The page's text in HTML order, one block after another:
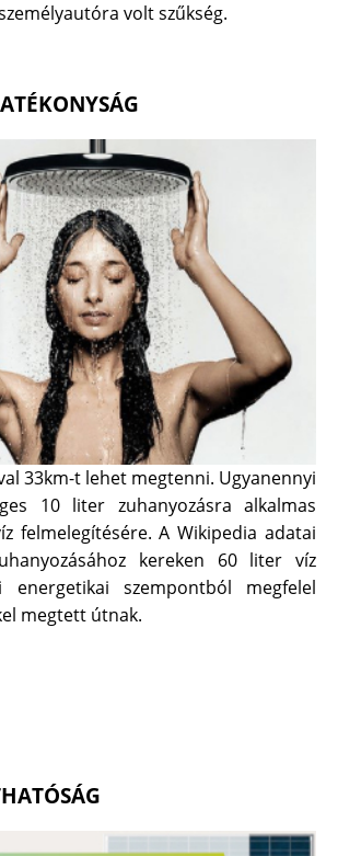
volt szűkség.
33km-t lehet megtenni. Ugyanennyi
10 liter zuhanyozásra alkalmas
felmelegítésére. A Wikipedia adatai
kereken 60 liter víz
energetikai szempontból megfelel
megtett útnak.